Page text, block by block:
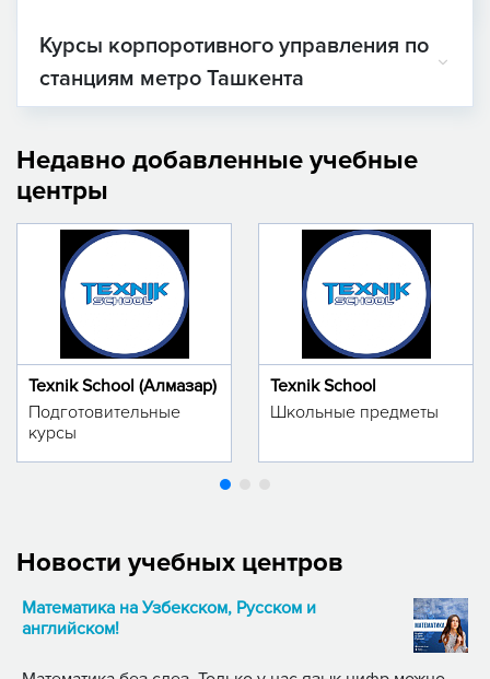
Курсы корпоротивного управления по
станциям метро Ташкента
Недавно добавленные учебные
центры
Texnik School (Алмазар)
Подготовительные
курсы
Texnik School
Школьные предметы
Новости учебных центров
Математика на Узбекском, Русском и
английском!